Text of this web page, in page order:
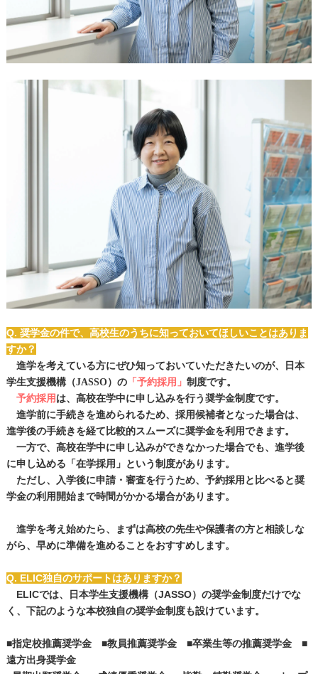
Q. 奨学金の件で、高校生のうちに知っておいてほしいことはありま
すか？
進学を考えている方にぜひ知っておいていただきたいのが、
日本
学生支援機構（JASSO） の「予約採用」 制 度です。
予約採用は、高校在学中に申し込みを行う奨学金制度です。
進学前に手続きを進められるため、採用候補者となった場合は、
進学後の手続きを経て比較的スムーズに奨学金を利用できます。
一方で、高校在学中に申し込みができなかった場合でも、進学後
に申し込める「在学採用」という制度があります。
ただし、入学後に申請・審査を行うため、予約採用と比べると奨
学金の利用開始まで時間がかかる場合があります。
進学を考え始めたら、まずは高校の先生や保護者の方と相談しな
がら、早めに準備を進めることをおすすめします。
Q. ELIC独自のサポートはありますか？
ELICでは、日本学生支援機構（JASSO）の奨学金制度だけでな
く、下記のような本校独自の奨学金制度も設けています。
■指定校推薦奨学金 ■教員推薦奨学金 ■卒業生等の推薦奨学金 ■
遠方出身奨学金